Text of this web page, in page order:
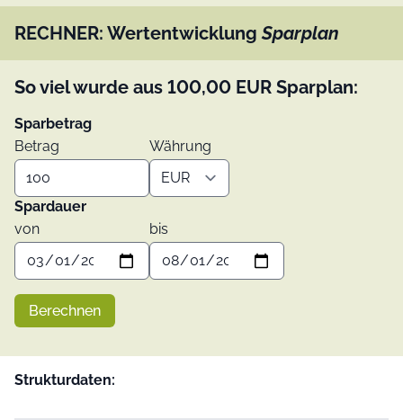
RECHNER: WertentwicklungSparplan
So viel wurde aus 100,00 EUR Sparplan:
Sparbetrag
Betrag
Währung
Spardauer
von
bis
Berechnen
Strukturdaten: